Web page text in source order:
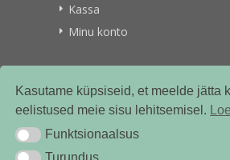
Kasutame küpsiseid, et meelde jätta
eelistused meie sisu lehitsemisel.
Funktsionaalsus
Funktsionaalsus
Turundus
Kassa
Minu konto
VITAMIINIKULLER.EE